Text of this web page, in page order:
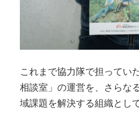
これまで協力隊で担ってい
相談室」の運営を、さらな
域課題を解決する組織とし